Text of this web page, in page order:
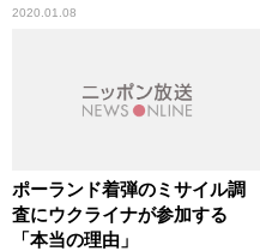
2020.01.08
ポーランド着弾のミサイル調
査にウクライナが参加する
「本当の理由」